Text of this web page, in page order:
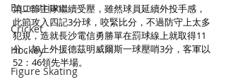
Equestrian
Cricket
Hockey
Figure Skating
第二節主隊繼續受壓，雖然球員延續外投手感，
此節攻入四記3分球，咬緊比分，不過防守上太多
犯規，造就長沙電信勇勝單在罰球線上就取得11
分，加上外援德茲明威爾斯一球壓哨3分，客軍以
52：46領先半場。